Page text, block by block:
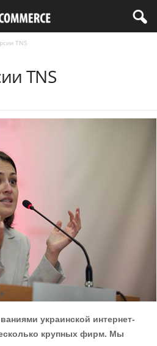
TNS
TNS
украинской интернет-
крупных фирм. Мы